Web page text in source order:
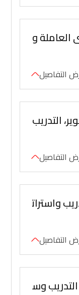
والتدريب
التفاصيل
التدريب،
التفاصيل
واستراتجيات
التفاصيل
التدريب